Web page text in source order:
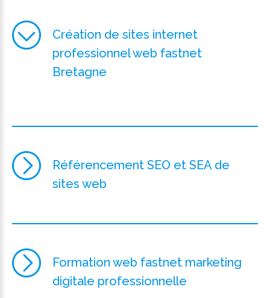
Création de sites internet
professionnel web fastnet
Bretagne
Référencement SEO et SEA de
sites web
Formation web fastnet marketing
digitale professionnelle